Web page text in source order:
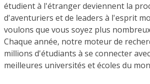
étudient à l'étranger deviennent la
d'aventuriers et de leaders à l'esprit
voulons que vous soyez plus
Chaque année, notre moteur de
millions d'étudiants à se connecter
meilleures universités et écoles du